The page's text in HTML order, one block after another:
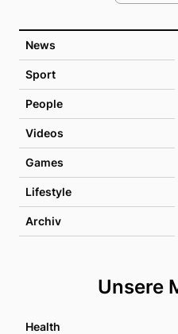
News
Sport
People
Videos
Games
Lifestyle
Archiv
Unsere
Health